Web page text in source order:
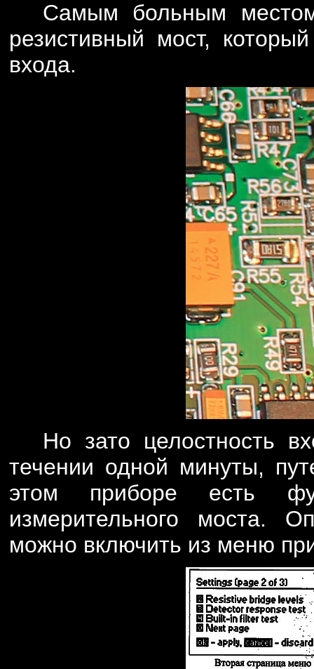
Самым больным местом
резистивный мост,
входа.
Но зато целостность
течении одной минуты,
этом приборе есть
измерительного моста.
можно включить из меню